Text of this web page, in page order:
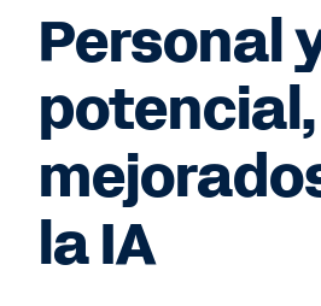
Personal
potencial,
la IA